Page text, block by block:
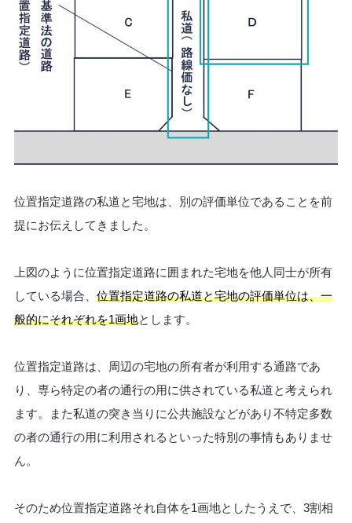
位置指定道路の私道と宅地は、別の評価単位であることを前
提にお伝えしてきました。
上図のように位置指定道路に囲まれた宅地を他人同士が所有
している場合、 位置指定道路の私道と宅地の評価単位は、一
般的にそれぞれを1画地とします。
位置指定道路は、周辺の宅地の所有者が利用する通路であ
り、専ら特定の者の通行の用に供されている私道と考えられ
ます。また私道の突き当りに公共施設などがあり不特定多数
の者の通行の用に利用されるといった特別の事情もありませ
ん。
そのため位置指定道路それ自体を1画地としたうえで、3割相